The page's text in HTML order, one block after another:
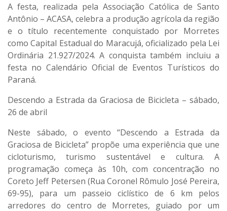
A festa, realizada pela Associação Católica de Santo
Antônio – ACASA, celebra a produção agrícola da região
e o título recentemente conquistado por Morretes
como Capital Estadual do Maracujá, oficializado pela Lei
Ordinária 21.927/2024. A conquista também incluiu a
festa no Calendário Oficial de Eventos Turísticos do
Paraná.
Descendo a Estrada da Graciosa de Bicicleta – sábado,
26 de abril
Neste sábado, o evento “Descendo a Estrada da
Graciosa de Bicicleta” propõe uma experiência que une
cicloturismo, turismo sustentável e cultura. A
programação começa às 10h, com concentração no
Coreto Jeff Petersen (Rua Coronel Rômulo José Pereira,
69-95), para um passeio ciclístico de 6 km pelos
arredores do centro de Morretes, guiado por um